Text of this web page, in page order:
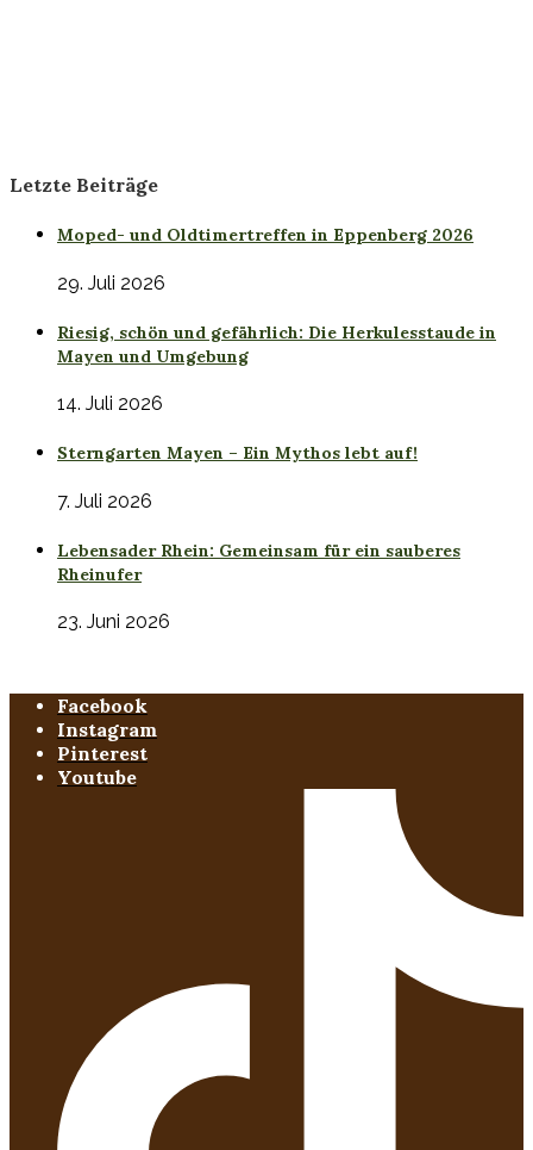
Letzte Beiträge
Moped- und Oldtimertreffen in Eppenberg 2026
29. Juli 2026
Riesig, schön und gefährlich: Die Herkulesstaude in
Mayen und Umgebung
14. Juli 2026
Sterngarten Mayen – Ein Mythos lebt auf!
7. Juli 2026
Lebensader Rhein: Gemeinsam für ein sauberes
Rheinufer
23. Juni 2026
Facebook
Instagram
Pinterest
Youtube